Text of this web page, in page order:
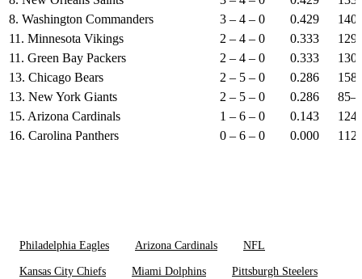
8. Washington Commanders
3 – 4 – 0 0.429
11. Minnesota Vikings
2 – 4 – 0 0.333
11. Green Bay Packers
2 – 4 – 0 0.333
13. Chicago Bears
2 – 5 – 0 0.286
13. New York Giants
2 – 5 – 0 0.286
15. Arizona Cardinals
1 – 6 – 0 0.143
16. Carolina Panthers
0 – 6 – 0 0.000
Philadelphia Eagles Arizona Cardinals NFL
Kansas City Chiefs Miami Dolphins Pittsburgh Steelers